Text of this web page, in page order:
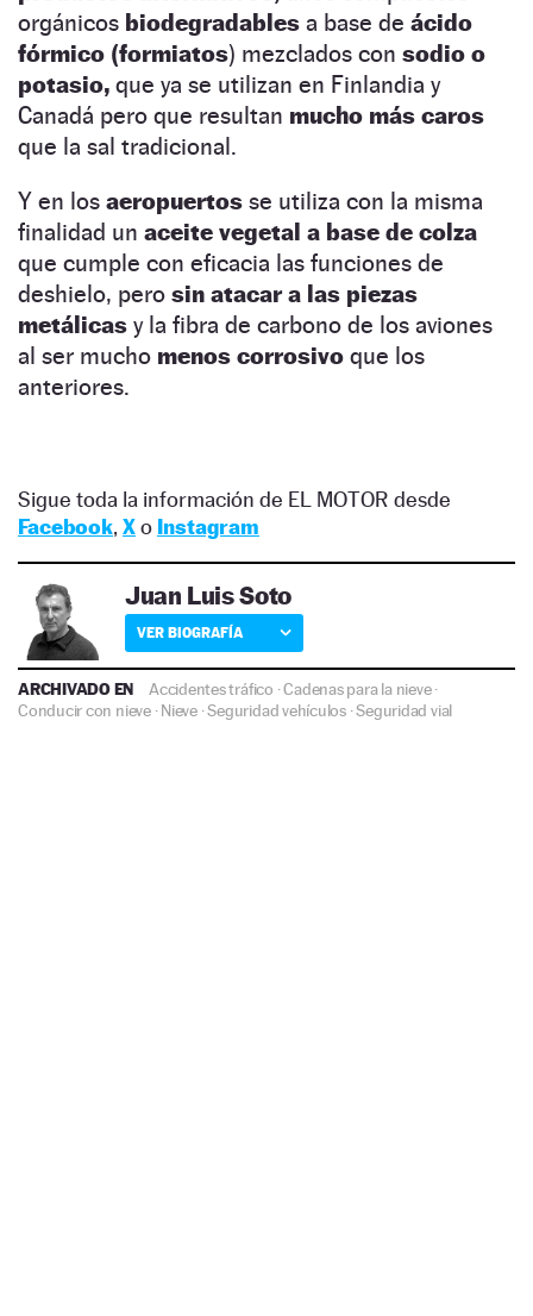
orgánicos biodegradables a base de ácido
fórmico (formiatos) mezclados con sodio o
potasio, que ya se utilizan en Finlandia y
Canadá pero que resultan mucho más caros
que la sal tradicional.
Y en los aeropuertos se utiliza con la misma
finalidad un aceite vegetal a base de colza
que cumple con eficacia las funciones de
deshielo, pero sin atacar a las piezas
metálicas y la fibra de carbono de los aviones
al ser mucho menos corrosivo que los
anteriores.
Sigue toda la información de EL MOTOR desde
Facebook, Xo Instagram
Juan Luis Soto
VER BIOGRAFÍA
ARCHIVADO EN Accidentes tráfico ·Cadenas para la nieve·
Conducir con nieve·Nieve ·Seguridad vehículos ·Seguridad vial